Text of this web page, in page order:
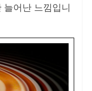
늘어난 느낌입니